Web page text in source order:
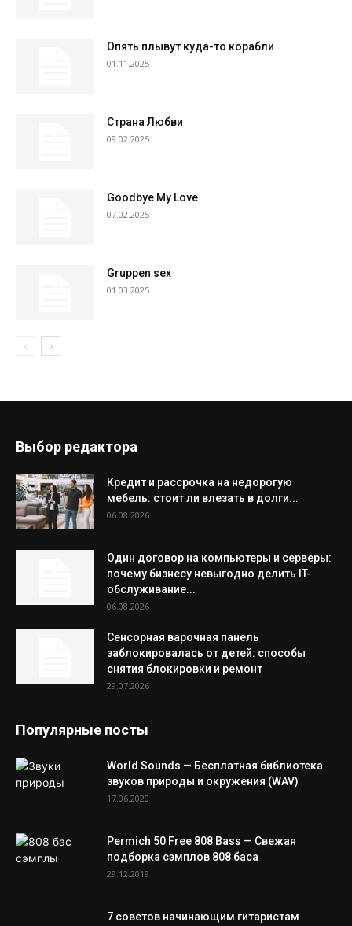
Опять плывут куда-то корабли
01.11.2025
Страна Любви
09.02.2025
Goodbye My Love
07.02.2025
Gruppen sex
01.03.2025
Выбор редактора
Кредит и рассрочка на недорогую
мебель: стоит ли влезать в долги...
06.08.2026
Один договор на компьютеры и серверы:
почему бизнесу невыгодно делить IT-
обслуживание...
06.08.2026
Сенсорная варочная панель
заблокировалась от детей: способы
снятия блокировки и ремонт
29.07.2026
Популярные посты
World Sounds — Бесплатная библиотека
звуков природы и окружения (WAV)
17.06.2020
Permich 50 Free 808 Bass — Свежая
подборка сэмплов 808 баса
29.12.2019
7 советов начинающим гитаристам